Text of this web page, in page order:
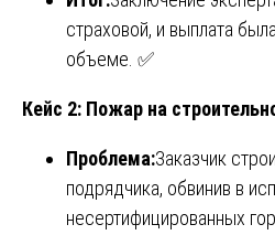
страховой, и выплата
объеме. ✅
Кейс 2: Пожар на
Проблема:Заказчик
подрядчика, обвинив в
несертифицированных